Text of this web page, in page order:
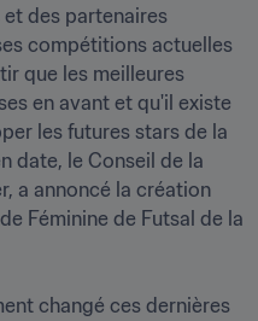
et des partenaires
compétitions actuelles
que les meilleures
en avant et qu'il existe
les futures stars de la
date, le Conseil de la
a annoncé la création
Féminine de Futsal de la
changé ces dernières